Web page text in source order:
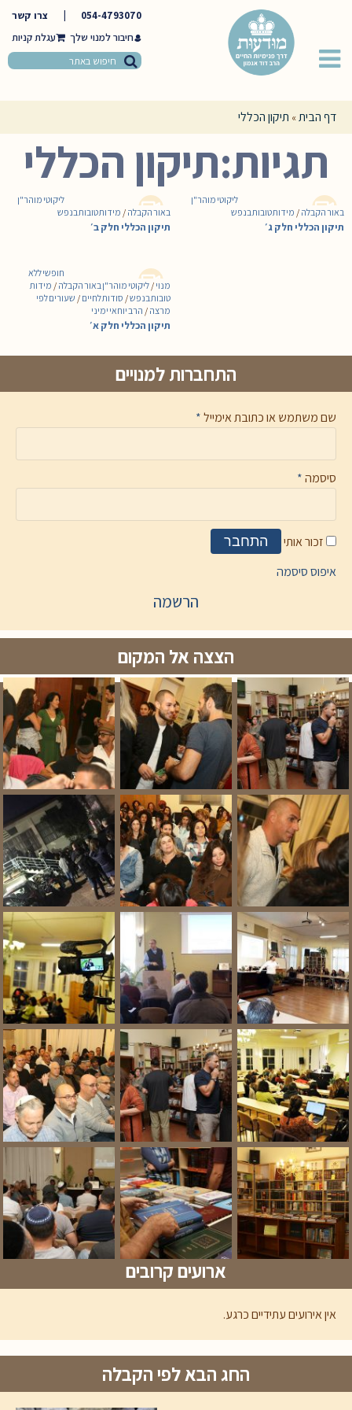
054-4793070
צרו קשר
חיבור למנוי שלך
דף הבית» תיקון הכללי
תגיות:תיקון הכללי
ליקוטי מוהר"ן
באור הקבלה / מידות טובות בנפש
תיקון הכללי חלק ב׳
ליקוטי מוהר"ן
באור הקבלה / מידות טובות בנפש
תיקון הכללי חלק ג׳
חופשי ללא
מנוי / ליקוטי מוהר"ן באור הקבלה / מידות
טובות בנפש/ סודות לחיים / שעורים לפי
מרצה / הרב יוחאי ימיני
תיקון הכללי חלק א׳
התחברות למנויים
שם משתמש או כתובת אימייל*
סיסמה*
זכור אותי התחבר
איפוס סיסמה
הרשמה
הצצה אל המקום
ארועים קרובים
אין אירועים עתידיים כרגע.
החג הבא לפי הקבלה